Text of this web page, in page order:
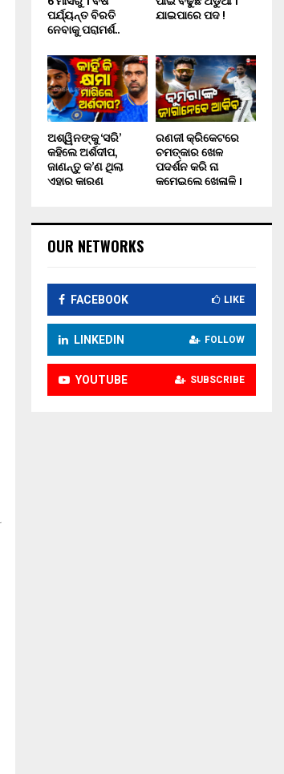
ପର୍ଯ୍ୟନ୍ତ ବିରତି
ନେବାକୁ ପରାମର୍ଶ..
ଯାଇପାରେ ପଦ !
ଅଶ୍ୱିନଙ୍କୁ ‘ସରି’
କହିଲେ ଅର୍ଶଦୀପ,
ଜାଣନ୍ତୁ କ’ଣ ଥିଲା
ଏହାର କାରଣ
ରଣଜୀ କ୍ରିକେଟରେ
ଚମତ୍କାର ଖେଳ
ପଦର୍ଶନ କରି ନା
କମେଇଲେ ଖେଳାଳି ।
OUR NETWORKS
FACEBOOK LIKE
LINKEDIN FOLLOW
YOUTUBE SUBSCRIBE